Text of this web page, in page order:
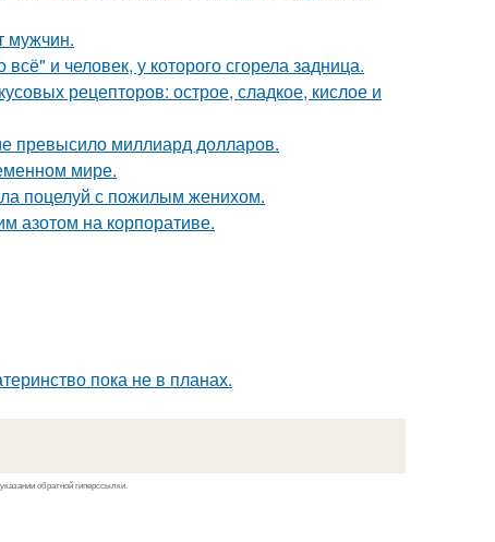
мужчин.
и человек, у которого сгорела задница.
рецепторов: острое, сладкое, кислое и
превысило миллиард долларов.
мире.
поцелуй с пожилым женихом.
азотом на корпоративе.
пока не в планах.
обратной гиперссылки.